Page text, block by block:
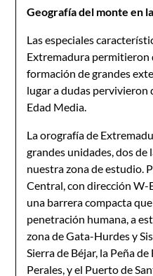
Geografía del monte en
Las especiales
Extremadura permitieron
formación de grandes
lugar a dudas pervivieron
Edad Media.
La orografía de
grandes unidades, dos de
nuestra zona de estudio.
Central, con dirección W-
una barrera compacta
penetración humana, a
zona de Gata-Hurdes y
Sierra de Béjar, la Peña
Perales, y el Puerto de